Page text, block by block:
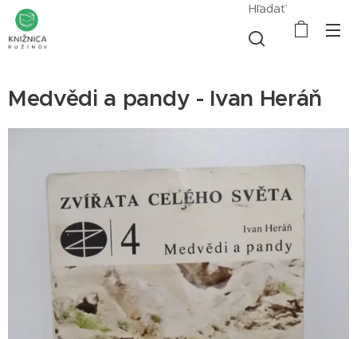
Hľadať
Medvědi a pandy - Ivan Heráň